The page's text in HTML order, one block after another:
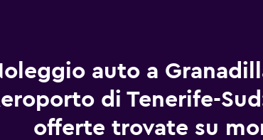
has
Y
displaying
auto a
di Tenerife-
offerte trovate su